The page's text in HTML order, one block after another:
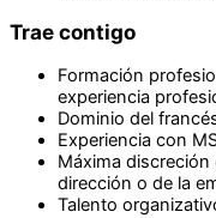
Trae contigo
Formación
experiencia
Dominio del
Experiencia con
Máxima
dirección o de la
Talento